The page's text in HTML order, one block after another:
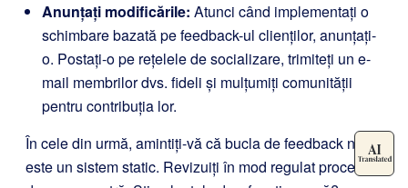
Anunțați modificările: Atunci când implementați o
schimbare bazată pe feedback-ul clienților, anunțați-
o. Postați-o pe rețelele de socializare, trimiteți un e-
mail membrilor dvs. fideli și mulțumiți comunității
pentru contribuția lor.
În cele din urmă, amintiți-vă că bucla de feedback nu
este un sistem static. Revizuiți în mod regulat procesul